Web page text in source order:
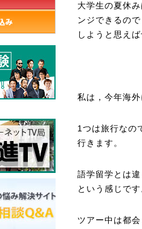
大学生の夏休
ンジできるの
しようと思え
私は，今年海
1つは旅行なの
行きます。
語学留学とは
という感じです
ツアー中は都